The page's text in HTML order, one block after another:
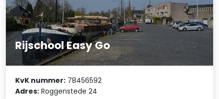
Rijschool Easy Go
KvK nummer: 78456592
Adres: Roggenstede 24